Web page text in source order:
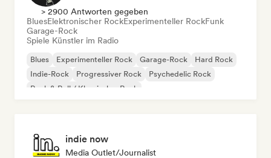
> 2900 Antworten gegeben
BluesElektronischer RockExperimenteller RockFunk
Garage-Rock
Spiele Künstler im Radio
Blues Experimenteller Rock Garage-Rock
Hard Rock
Indie-Rock
Progressiver Rock
Psychedelic Rock
Rock & Roll / Klassischer Rock
indie now
Media Outlet/Journalist